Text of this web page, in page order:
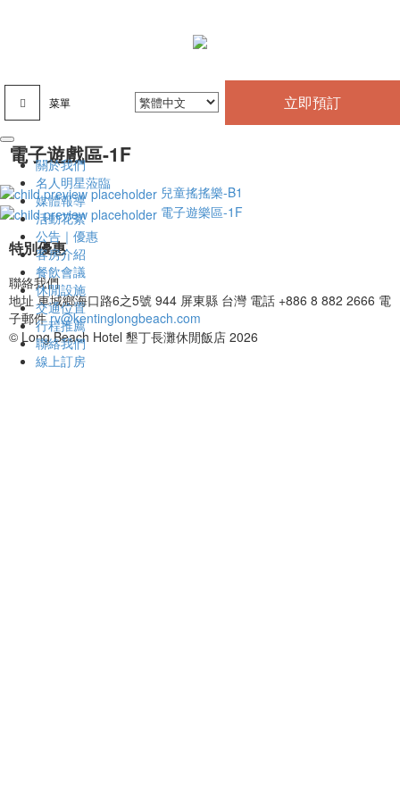
菜單 立即預訂
關於我們
名人明星蒞臨
媒體報導
活動花絮
公告｜優惠
客房介紹
餐飲會議
休閒設施
交通位置
行程推薦
聯絡我們
線上訂房
電子遊戲區-1F
兒童搖搖樂-B1
電子遊樂區-1F
特別優惠
聯絡我們
地址 車城鄉海口路6之5號 944 屏東縣 台灣 電話 +886 8 882 2666 電
子郵件 rv@kentinglongbeach.com
© Long Beach Hotel 墾丁長灘休閒飯店 2026